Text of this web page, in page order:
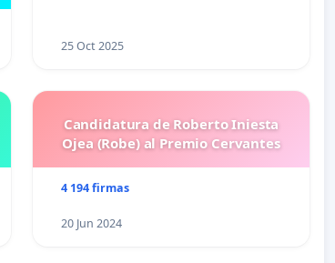
25 Oct 2025
Candidatura de Roberto Iniesta
Ojea (Robe) al Premio Cervantes
4 194 firmas
20 Jun 2024